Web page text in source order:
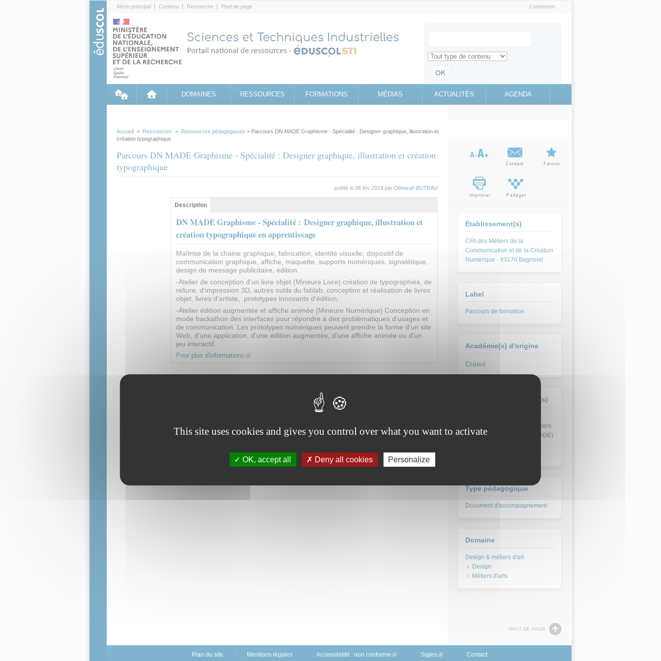
Menu principal Contenu Recherche Pied de page Connexion
Search for
Retrouvez toute l'information sur le site education.gouv.fr
DOMAINES RESSOURCES FORMATIONS MÉDIAS ACTUALITÉS AGENDA
Accueil > Ressources > Ressources pédagogiques > Parcours DN MADE Graphisme - Spécialité : Designer graphique, illustration et
création typographique
Parcours DN MADE Graphisme - Spécialité : Designer graphique, illustration et création
typographique
publié le 06 fév 2019 par Déborah BUTEAU
Contenu principal
Description
actif)
DN MADE Graphisme - Spécialité : Designer graphique, illustration et
création typographique en apprentissage
Maîtrise de la chaine graphique, fabrication, identité visuelle, dispositif de
communication graphique, affiche, maquette, supports numériques, signalétique,
design de message publicitaire, édition.
-Atelier de conception d'un livre objet (Mineure Livre) création de typographies, de
reliure, d'impression 3D, autres outils du fablab, conception et réalisation de livres
objet, livres d'artiste, prototypes innovants d'édition.
-Atelier édition augmentée et affiche animée (Mineure Numérique) Conception en
mode hackathon des interfaces pour répondre à des problématiques d'usages et
de communication. Les prototypes numériques peuvent prendre la forme d'un site
Web, d'une application, d'une édition augmentée, d'une affiche animée ou d'un
jeu interactif.
Pour plus d'informations (link is external)
Établissement(s)
CFA des Métiers de la
Communication et de la Création
Numérique - 93170 Bagnolet
Label
Parcours de formation
Académie(s) d'origine
Créteil
Formation(s) concernée(s)
Diplôme National des Métiers
d’Art et du DEsign (DN MADE)
Type pédagogique
Document d'accompagnement
Domaine
Design
Métiers d'arts
HAUT DE PAGE
Plan du site Mentions légales Accessibilité : non conforme (link is external)
Sigles(link is external)
Contact
This site uses cookies and gives you control over what you want to activate
OK, accept all Deny all cookies Personalize